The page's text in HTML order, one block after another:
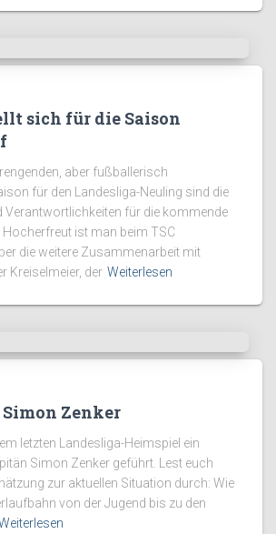
sich für die Saison
aber fußballerisch
für den Landesliga-Neuling sind die
Verantwortlichkeiten für die kommende
Hocherfreut ist man beim TSC
die weitere Zusammenarbeit mit
Kreiselmeier, der Weiterlesen
Zenker
letzten Landesliga-Heimspiel ein
Simon Zenker geführt. Lest euch
zur aktuellen Situation durch: Wie
von der Jugend bis zu den